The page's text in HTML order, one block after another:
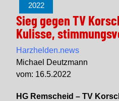
2022
Sieg gegen TV
Kulisse,
Harzhelden.news
Michael Deutzmann
vom: 16.5.2022
HG Remscheid – TV